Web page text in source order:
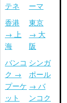
テネ
香港
→ 上
海
バンコ
ク →
プーケ
ット
ーマ
東京
→ 大
阪
シンガ
ポール
→ バ
ンコク